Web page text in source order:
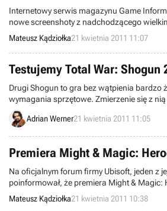
Internetowy serwis magazynu Game
nowe screenshoty z nadchodzącego
Mateusz Kądziołka21 kwietnia 2011 11:07
Testujemy Total War: Shogun
Drugi Shogun to gra bez wątpienia bardzo
wymagania sprzętowe. Zmierzenie się z nią
K53E niemałym wyzwaniem.
Adrian Werner21 kwietnia 2011 11:05
Premiera Might & Magic:
Na oficjalnym forum firmy Ubisoft, jeden z
poinformował, że premiera Might & Magic:
opóźniona. Według ostatnich informacji,
września bieżącego roku. Z pewnością
Mateusz Kądziołka21 kwietnia 2011 10:38